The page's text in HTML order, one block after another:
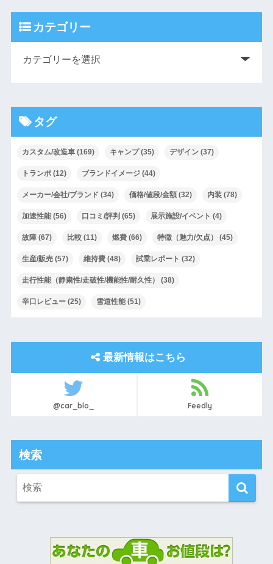
カテゴリー
タグ
カスタム/改造車(169) キャンプ(35) デザイン(37)
トランポ(12) ブランドイメージ(44)
メーカー/会社/ブランド (34) 価格/値段/金額(32) 内装(78)
加速性能(56) 口コミ/評判 (65) 展示施設/イベント (4)
故障(67) 比較(11) 燃費(66) 特徴（魅力/欠点） (45)
生産/販売(57) 維持費(48) 試乗レポート (32)
走行性能（静粛性/走破性/機能性/耐久性） (38)
辛口レビュー(25) 雪道性能(51)
最新情報はこちら
@car_blo_ Feedly
検索